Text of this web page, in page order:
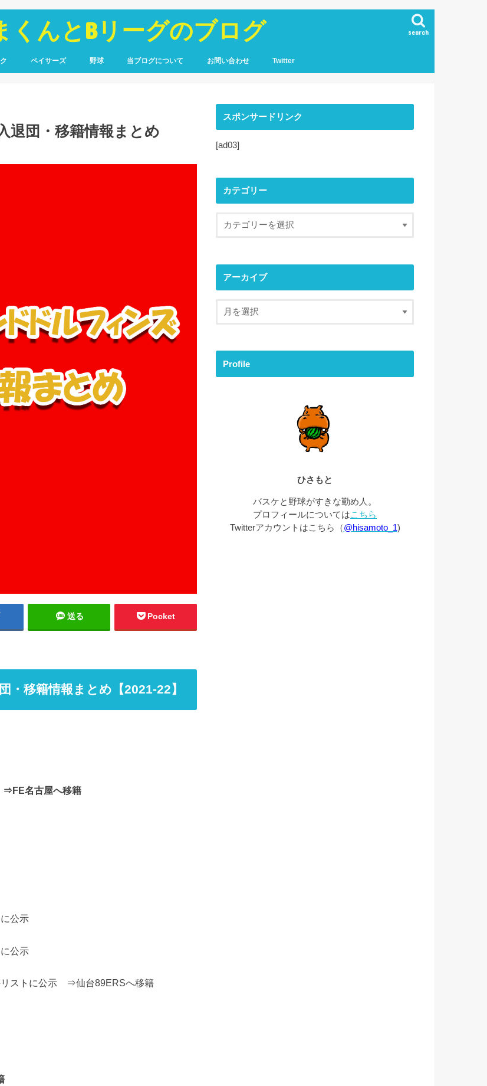
くんとBリーグのブログ search
ペイサーズ 野球 当ブログについて お問い合わせ Twitter
退団・移籍情報まとめ
送る Pocket
移籍情報まとめ【2021-22】
⇒FE名古屋へ移籍
公示
公示
ストに公示 ⇒仙台89ERSへ移籍
スポンサードリンク
[ad03]
カテゴリー
アーカイブ
Profile
ひさもと
バスケと野球がすきな勤め人。
プロフィールについてはこちら
Twitterアカウントはこちら（@hisamoto_1)